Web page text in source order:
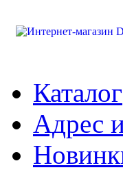
Каталог
Адрес